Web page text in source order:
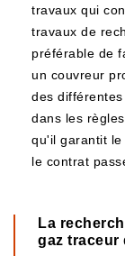
travaux qui
travaux de
préférable de
un couvreur
des
dans les
qu'il garantit le
le contrat
La
gaz traceur